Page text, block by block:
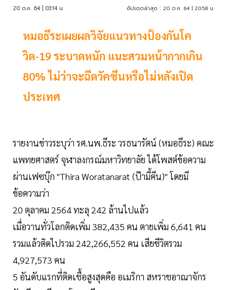
20 ต.ค. 64 | 03:14 น. อัปเดตล่าสุด : 20 ต.ค. 64 | 20:58 น.
หมอธีระเผยผลวิจัยแนวทางป้องกันโค
วิด-19 ระบาดหนัก แนะสวมหน้ากากเกิน
80% ไม่ว่าจะฉีดวัคซีนหรือไม่หลังเปิด
ประเทศ
รายงานข่าวระบุว่า รศ.นพ.ธีระ วรธนารัตน์ (หมอธีระ) คณะ
แพทยศาสตร์ จุฬาลงกรณ์มหาวิทยาลัย ได้โพสต์ข้อความ
ผ่านเฟซบุ๊ก "Thira Woratanarat (ป๊ามี้คีน)" โดยมี
ข้อความว่า
20 ตุลาคม 2564 ทะลุ 242 ล้านไปแล้ว
เมื่อวานทั่วโลกติดเพิ่ม 382,435 คน ตายเพิ่ม 6,641 คน
รวมแล้วติดไปรวม 242,266,552 คน เสียชีวิตรวม
4,927,573 คน
5 อันดับแรกที่ติดเชื้อสูงสุดคือ อเมริกา สหราชอาณาจักร